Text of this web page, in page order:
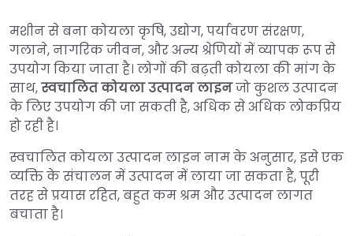
मशीन से बना कोयला कृषि, उद्योग, पर्यावरण संरक्षण,
गलाने, नागरिक जीवन, और अन्य श्रेणियों में व्यापक रूप से
उपयोग किया जाता है। लोगों की बढ़ती कोयला की मांग के
साथ,स्वचालित कोयला उत्पादन लाइनजो कुशल उत्पादन
के लिए उपयोग की जा सकती है, अधिक से अधिक लोकप्रिय
हो रही है।
स्वचालित कोयला उत्पादन लाइन नाम के अनुसार, इसे एक
व्यक्ति के संचालन में उत्पादन में लाया जा सकता है, पूरी
तरह से प्रयास रहित, बहुत कम श्रम और उत्पादन लागत
बचाता है।